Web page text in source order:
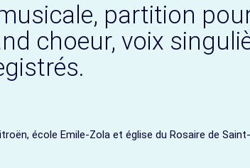
partition
choeur, voix
école Emile-Zola et église du Rosaire de